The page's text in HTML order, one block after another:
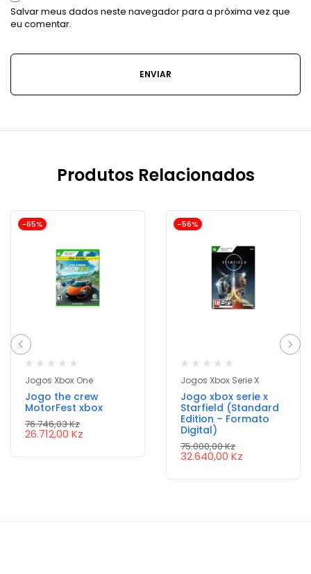
Salvar meus dados neste navegador para a próxima vez que
eu comentar.
Produtos Relacionados
-65%
Jogos Xbox One
Jogo the crew
MotorFest xbox
76.746,03Kz
26.712,00 Kz
-56%
Jogos Xbox Serie X
Jogo xbox serie x
Starfield (Standard
Edition – Formato
Digital)
75.000,00Kz
32.640,00 Kz